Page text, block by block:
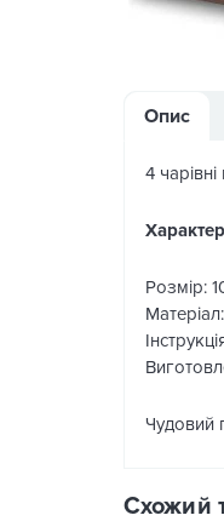
Опис
4
Розмір:
Чудовий
Схожий